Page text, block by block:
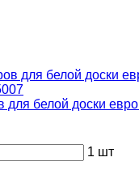
для белой доски
1 шт